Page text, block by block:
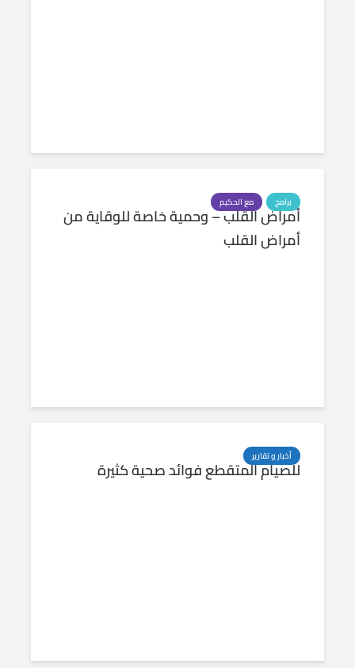
برامج مع الحكيم
أمراض القلب – وحمية خاصة للوقاية من
أمراض القلب
أخبار و تقارير
للصيام المتقطع فوائد صحية كثيرة